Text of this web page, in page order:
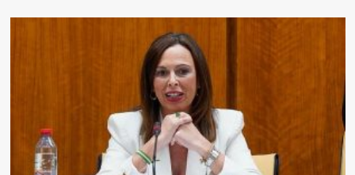
El
Seguridad